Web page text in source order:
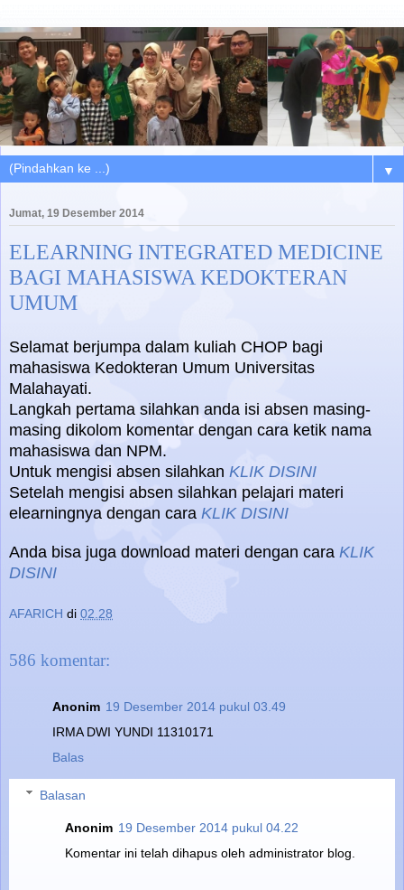
▼
Jumat, 19 Desember 2014
ELEARNING INTEGRATED MEDICINE
BAGI MAHASISWA KEDOKTERAN
UMUM
Selamat berjumpa dalam kuliah CHOP bagi
mahasiswa Kedokteran Umum Universitas
Malahayati.
Langkah pertama silahkan anda isi absen masing-
masing dikolom komentar dengan cara ketik nama
mahasiswa dan NPM.
Untuk mengisi absen silahkan KLIK DISINI
Setelah mengisi absen silahkan pelajari materi
elearningnya dengan cara KLIK DISINI
Anda bisa juga download materi dengan cara KLIK
DISINI
AFARICH di 02.28
586 komentar:
Anonim 19 Desember 2014 pukul 03.49
IRMA DWI YUNDI 11310171
Balas
Balasan
Anonim 19 Desember 2014 pukul 04.22
Komentar ini telah dihapus oleh administrator blog.